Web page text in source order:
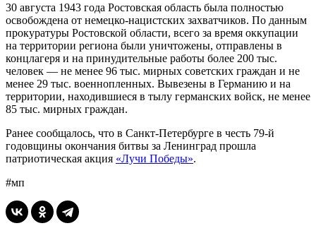
30 августа 1943 года Ростовская область была полностью
освобождена от немецко-нацистских захватчиков. По данным
прокуратуры Ростовской области, всего за время оккупации
на территории региона были уничтожены, отправлены в
концлагеря и на принудительные работы более 200 тыс.
человек — не менее 96 тыс. мирных советских граждан и не
менее 29 тыс. военнопленных. Вывезены в Германию и на
территории, находившиеся в тылу германских войск, не менее
85 тыс. мирных граждан.
Ранее сообщалось, что в Санкт-Петербурге в честь 79-й
годовщины окончания битвы за Ленинград прошла
патриотическая акция «Лучи Победы».
#мп